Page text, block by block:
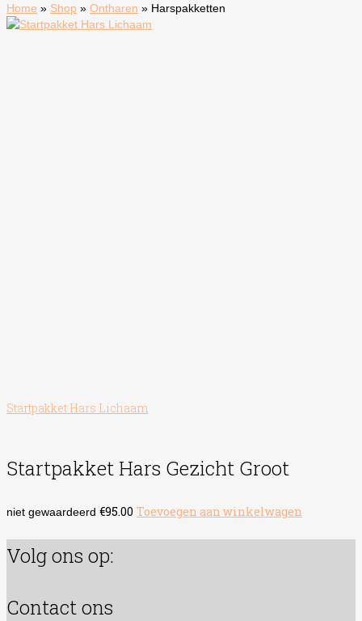
Home » Shop » Ontharen » Harspakketten
Startpakket Hars Lichaam
Startpakket Hars Gezicht Groot
niet gewaardeerd €95.00 Toevoegen aan winkelwagen
Volg ons op:
Contact ons